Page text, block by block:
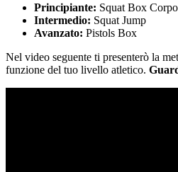
Principiante: Squat Box
Intermedio: Squat Jump
Avanzato: Pistols Box
Nel video seguente ti presenterò la
funzione del tuo livello atletico.